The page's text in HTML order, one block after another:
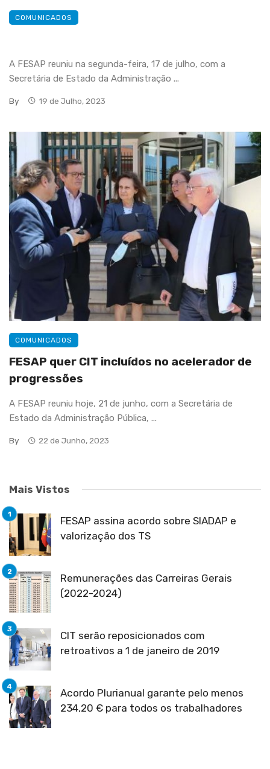
COMUNICADOS
A FESAP reuniu na segunda-feira, 17 de julho, com a
Secretária de Estado da Administração ...
By 19 de Julho, 2023
COMUNICADOS
FESAP quer CIT incluídos no acelerador de
progressões
A FESAP reuniu hoje, 21 de junho, com a Secretária de
Estado da Administração Pública, ...
By 22 de Junho, 2023
Mais Vistos
FESAP assina acordo sobre SIADAP e
valorização dos TS
Remunerações das Carreiras Gerais
(2022-2024)
CIT serão reposicionados com
retroativos a 1 de janeiro de 2019
Acordo Plurianual garante pelo menos
234,20 € para todos os trabalhadores